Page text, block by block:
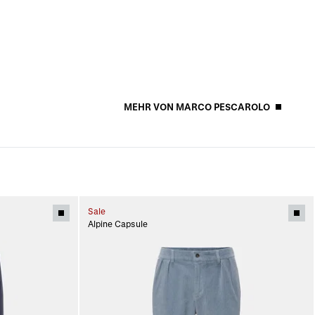
MEHR VON MARCO PESCAROLO
Sale
Alpine Capsule